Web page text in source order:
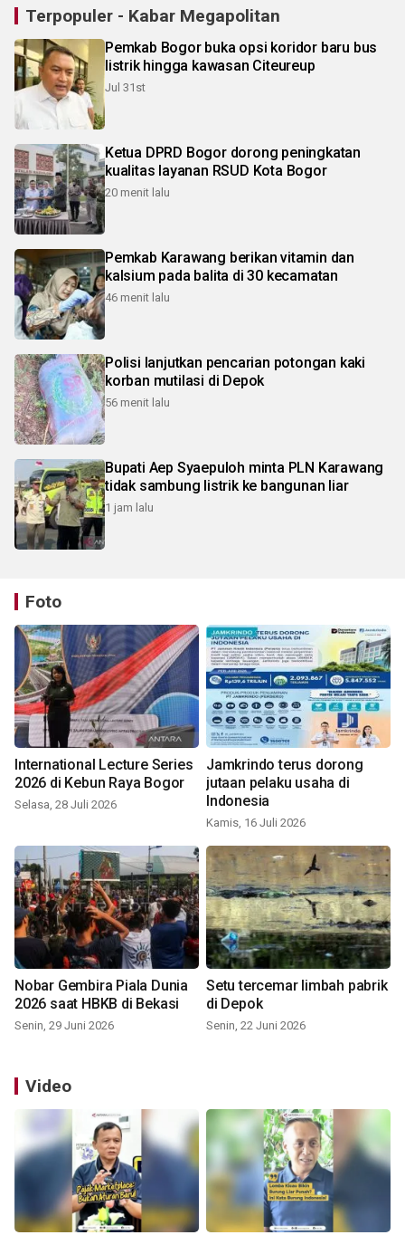
Terpopuler - Kabar Megapolitan
Pemkab Bogor buka opsi koridor baru bus
listrik hingga kawasan Citeureup
Jul 31st
Ketua DPRD Bogor dorong peningkatan
kualitas layanan RSUD Kota Bogor
20 menit lalu
Pemkab Karawang berikan vitamin dan
kalsium pada balita di 30 kecamatan
46 menit lalu
Polisi lanjutkan pencarian potongan kaki
korban mutilasi di Depok
56 menit lalu
Bupati Aep Syaepuloh minta PLN Karawang
tidak sambung listrik ke bangunan liar
1 jam lalu
Foto
International Lecture Series
2026 di Kebun Raya Bogor
Selasa, 28 Juli 2026
Jamkrindo terus dorong
jutaan pelaku usaha di
Indonesia
Kamis, 16 Juli 2026
Nobar Gembira Piala Dunia
2026 saat HBKB di Bekasi
Senin, 29 Juni 2026
Setu tercemar limbah pabrik
di Depok
Senin, 22 Juni 2026
Video